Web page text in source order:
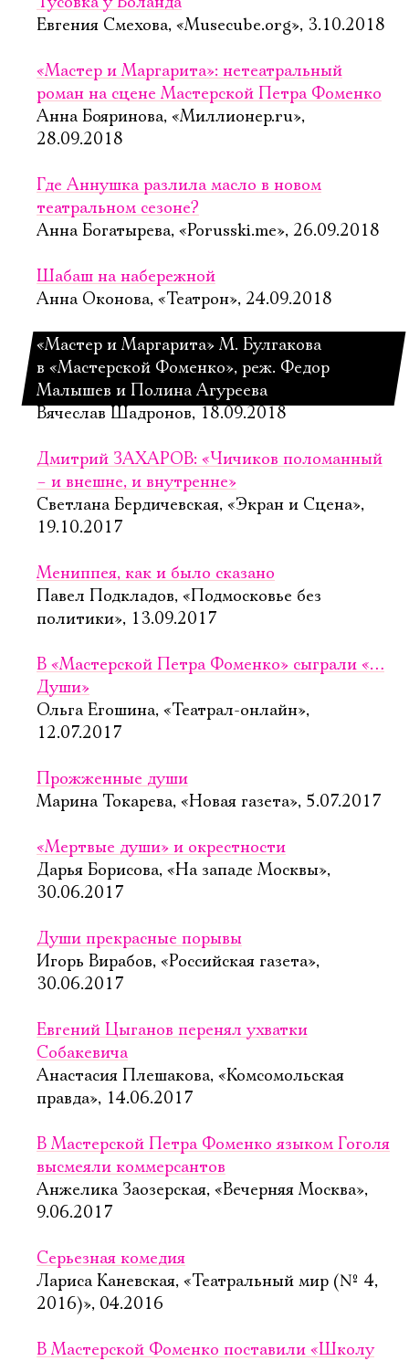
Евгения Смехова, «Musecube.org», 3.10.2018
«Мастер и Маргарита»: нетеатральный
роман на сцене Мастерской Петра Фоменко
Анна Бояринова, «Миллионер.ru»,
28.09.2018
Где Аннушка разлила масло в новом
театральном сезоне?
Анна Богатырева, «Porusski.me», 26.09.2018
Шабаш на набережной
Анна Оконова, «Театрон», 24.09.2018
«Мастер и Маргарита» М. Булгакова
в «Мастерской Фоменко», реж. Федор
Малышев и Полина Агуреева
Вячеслав Шадронов, 18.09.2018
Дмитрий ЗАХАРОВ: «Чичиков поломанный
– и внешне, и внутренне»
Светлана Бердичевская, «Экран и Сцена»,
19.10.2017
Мениппея, как и было сказано
Павел Подкладов, «Подмосковье без
политики», 13.09.2017
В «Мастерской Петра Фоменко» сыграли «…
Души»
Ольга Егошина, «Театрал-онлайн»,
12.07.2017
Прожженные души
Марина Токарева, «Новая газета», 5.07.2017
«Мертвые души» и окрестности
Дарья Борисова, «На западе Москвы»,
30.06.2017
Души прекрасные порывы
Игорь Вирабов, «Российская газета»,
30.06.2017
Евгений Цыганов перенял ухватки
Собакевича
Анастасия Плешакова, «Комсомольская
правда», 14.06.2017
В Мастерской Петра Фоменко языком Гоголя
высмеяли коммерсантов
Анжелика Заозерская, «Вечерняя Москва»,
9.06.2017
Серьезная комедия
Лариса Каневская, «Театральный мир (№ 4,
2016)», 04.2016
В Мастерской Фоменко поставили «Школу